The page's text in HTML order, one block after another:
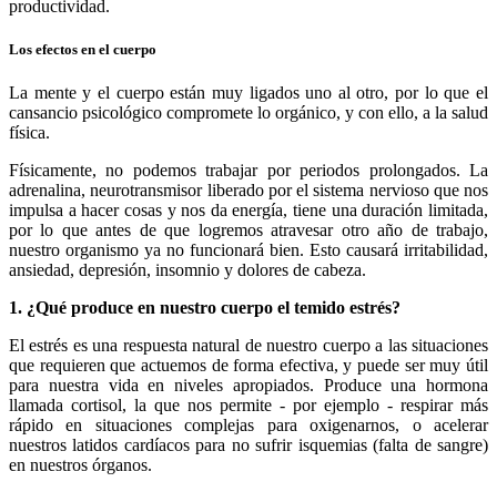
productividad.
Los efectos en el cuerpo
La mente y el cuerpo están muy ligados uno al otro, por lo que el
cansancio psicológico compromete lo orgánico, y con ello, a la salud
física.
Físicamente, no podemos trabajar por periodos prolongados. La
adrenalina, neurotransmisor liberado por el sistema nervioso que nos
impulsa a hacer cosas y nos da energía, tiene una duración limitada,
por lo que antes de que logremos atravesar otro año de trabajo,
nuestro organismo ya no funcionará bien. Esto causará irritabilidad,
ansiedad, depresión, insomnio y dolores de cabeza.
1. ¿Qué produce en nuestro cuerpo el temido estrés?
El estrés es una respuesta natural de nuestro cuerpo a las situaciones
que requieren que actuemos de forma efectiva, y puede ser muy útil
para nuestra vida en niveles apropiados. Produce una hormona
llamada cortisol, la que nos permite - por ejemplo - respirar más
rápido en situaciones complejas para oxigenarnos, o acelerar
nuestros latidos cardíacos para no sufrir isquemias (falta de sangre)
en nuestros órganos.